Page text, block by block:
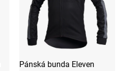
Pánská bunda Eleven